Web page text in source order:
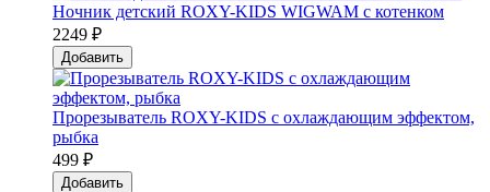
Ночник детский ROXY-KIDS WIGWAM с котенком
2249 ₽
Добавить
Прорезыватель ROXY-KIDS с охлаждающим эффектом,
рыбка
499 ₽
Добавить